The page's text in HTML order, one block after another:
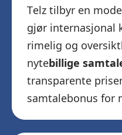
Telz tilbyr en
gjør internasjonal
rimelig og
nytebillige
transparente
samtalebonus for